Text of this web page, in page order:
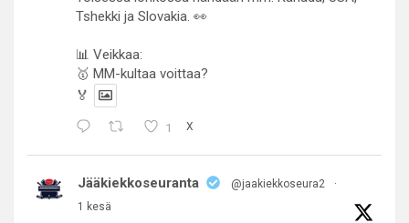
Tshekki ja Slovakia. 👀
📊 Veikkaa:
🥇 MM-kultaa voittaa?
🏅
1 X
Jääkiekkoseuranta @jaakiekkoseura2
·
1 kesä